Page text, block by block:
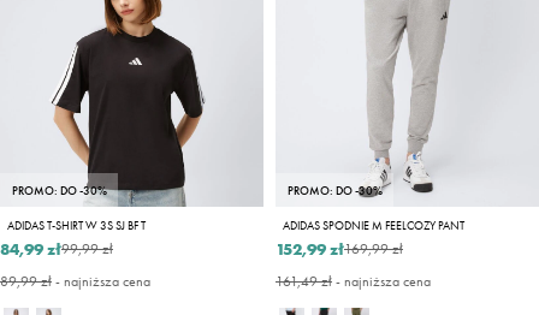
PROMO: DO -30%
ADIDAS T-SHIRT W 3S SJ BF T
99,99 zł
84,99 zł
89,99 zł- najniższa cena
PROMO: DO -30%
ADIDAS SPODNIE M FEELCOZY PANT
169,99 zł
152,99 zł
161,49 zł- najniższa cena